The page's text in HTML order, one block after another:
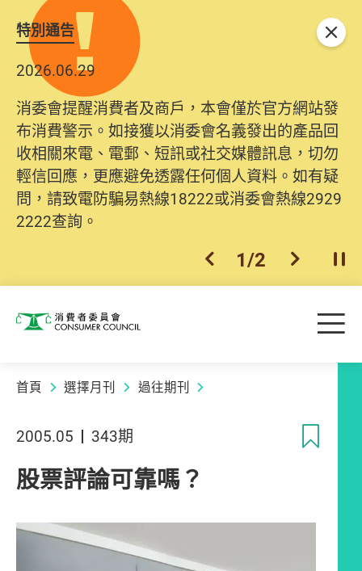
特別通告
2026.06.29
消委會提醒消費者及商戶，本會僅於官方網站發
布消費警示。如接獲以消委會名義發出的產品回
收相關來電、電郵、短訊或社交媒體訊息，切勿
輕信回應，更應避免透露任何個人資料。如有疑
問，請致電防騙易熱線18222或消委會熱線2929
2222查詢。
上一個
1/2 下一個開
關閉
消費者委員會 目
首頁 選擇月刊 過往期刊
2005.05 343期
股票評論可靠嗎？